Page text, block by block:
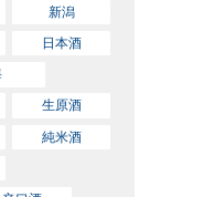
新潟
日本酒
生原酒
純米酒